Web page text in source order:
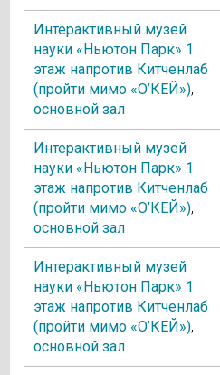
Интерактивный музей
науки «Ньютон Парк» 1
этаж напротив Китченлаб
(пройти мимо «О’КЕЙ»),
основной зал
Интерактивный музей
науки «Ньютон Парк» 1
этаж напротив Китченлаб
(пройти мимо «О’КЕЙ»),
основной зал
Интерактивный музей
науки «Ньютон Парк» 1
этаж напротив Китченлаб
(пройти мимо «О’КЕЙ»),
основной зал